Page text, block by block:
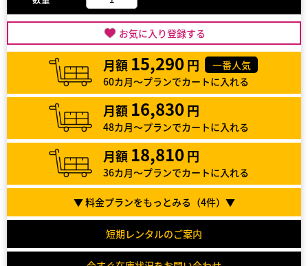
お気に入り登録する
月額 15,290 円
一番人気
60カ月～プランでカートに入れる
月額 16,830 円
48カ月～プランでカートに入れる
月額 18,810 円
36カ月～プランでカートに入れる
▼ 料金プランをもっとみる（4件）▼
短期レンタルのご案内